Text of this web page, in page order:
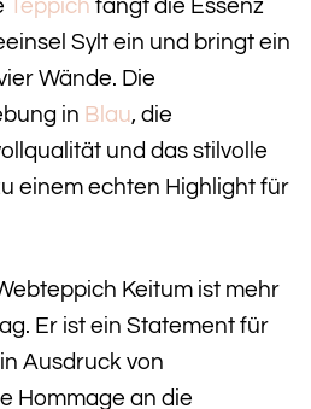
Teppich fängt die Essenz
Sylt ein und bringt ein
Wände. Die
in Blau, die
und das stilvolle
einem echten Highlight für
Keitum ist mehr
Er ist ein Statement für
Ausdruck von
Hommage an die